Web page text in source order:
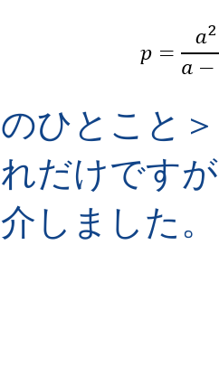
ひとこと＞
だけです
しました。